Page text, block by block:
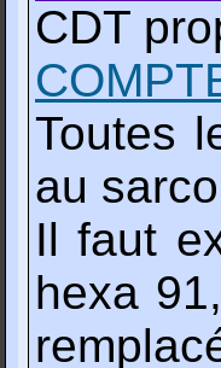
CDT
Toutes
au
Il faut
hexa